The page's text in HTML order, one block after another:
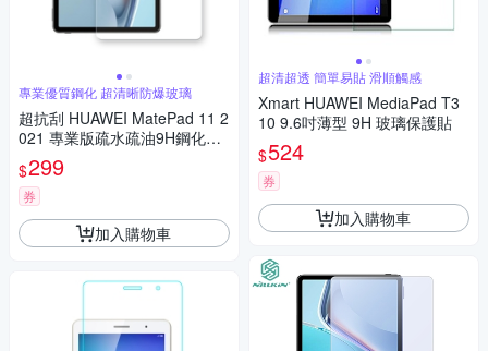
專業優質鋼化 超清晰防爆玻璃
超抗刮 HUAWEI MatePad 11 2
021 專業版疏水疏油9H鋼化玻
璃膜 平板玻璃貼
$299
券
加入購物車
超清超透 簡單易貼 滑順觸感
Xmart HUAWEI MediaPad T3
10 9.6吋薄型 9H 玻璃保護貼
$524
券
加入購物車